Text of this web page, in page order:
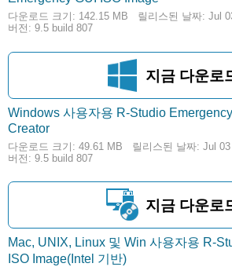
다운로드 크기: 142.15 MB
릴리스된 날짜: Jul
버전: 9.5 build 807
지금 다운로
49.61 MB
Windows 사용자용 R-Studio
Creator
다운로드 크기: 49.61 MB
릴리스된 날짜: Jul
버전: 9.5 build 807
지금 다운로
45.99 MB
Mac, UNIX, Linux 및 Win 사용자용 R-
ISO Image(Intel 기반)